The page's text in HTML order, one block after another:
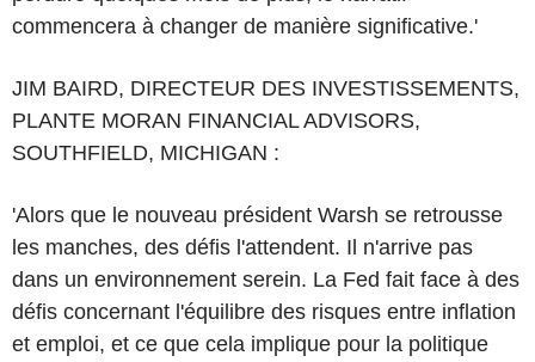
commencera à changer de manière significative.'
JIM BAIRD, DIRECTEUR DES INVESTISSEMENTS,
PLANTE MORAN FINANCIAL ADVISORS,
SOUTHFIELD, MICHIGAN :
'Alors que le nouveau président Warsh se retrousse
les manches, des défis l'attendent. Il n'arrive pas
dans un environnement serein. La Fed fait face à des
défis concernant l'équilibre des risques entre inflation
et emploi, et ce que cela implique pour la politique